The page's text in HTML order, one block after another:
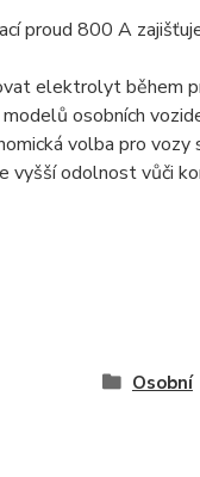
proud 800 A
elektrolyt během
osobních
volba pro
vyšší odolnost vůči
Osobní